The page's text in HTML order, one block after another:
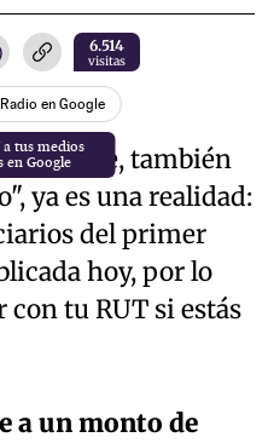
6.514
visitas
en Google
también
ya es una realidad:
del primer
hoy, por lo
con tu RUT si estás
a un monto de